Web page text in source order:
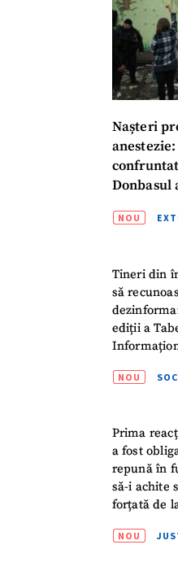
Nașteri
NOU
Tineri din
să
ediții a
NOU
Prima
a fost
repună în
să-i achite
forțată de
NOU
+ Numele meu
+ Emailul meu
Am citit și sunt de acord cu politica de